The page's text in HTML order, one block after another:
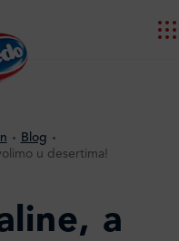
Blog
u desertima!
a